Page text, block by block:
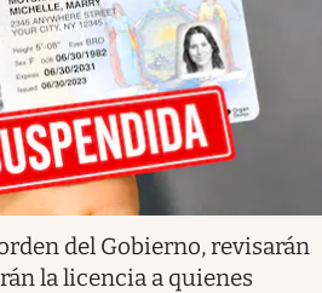
del Gobierno, revisarán
la licencia a quienes